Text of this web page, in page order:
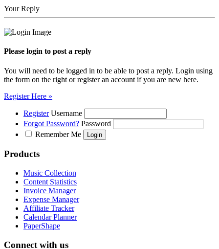
Your Reply
Please login to post a reply
You will need to be logged in to be able to post a reply. Login using
the form on the right or register an account if you are new here.
Register Here »
Register Username
Forgot Password? Password
Remember Me
Products
Music Collection
Content Statistics
Invoice Manager
Expense Manager
Affiliate Tracker
Calendar Planner
PaperShape
Connect with us